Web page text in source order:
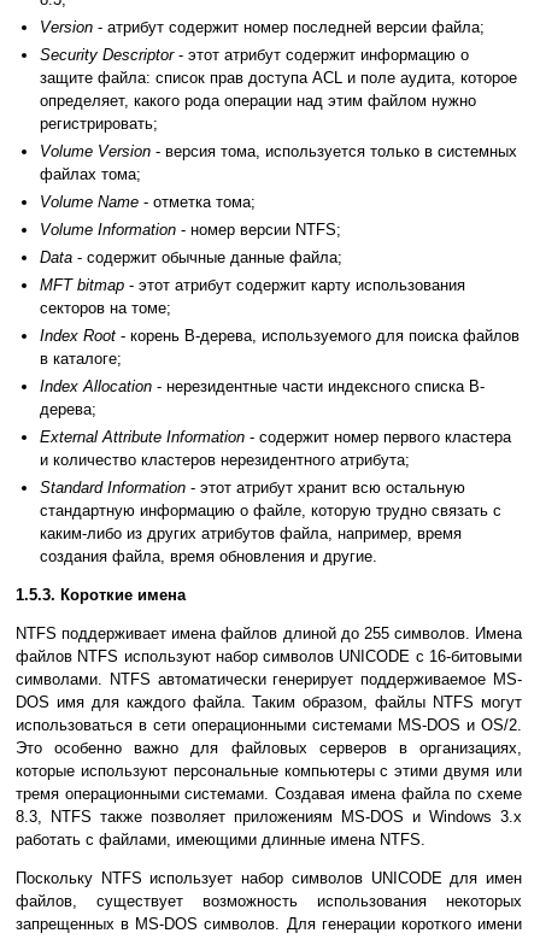
Version - атрибут содержит номер последней версии файла;
Security Descriptor- этот атрибут содержит информацию о
защите файла: список прав доступа ACL и поле аудита, которое
определяет, какого рода операции над этим файлом нужно
регистрировать;
Volume Version - версия тома, используется только в системных
файлах тома;
Volume Name - отметка тома;
Volume Information - номер версии NTFS;
Data - содержит обычные данные файла;
MFT bitmap - этот атрибут содержит карту использования
секторов на томе;
Index Root - корень B-дерева, используемого для поиска файлов
в каталоге;
Index Allocation - нерезидентные части индексного списка B-
дерева;
External Attribute Information - содержит номер первого кластера
и количество кластеров нерезидентного атрибута;
Standard Information - этот атрибут хранит всю остальную
стандартную информацию о файле, которую трудно связать с
каким-либо из других атрибутов файла, например, время
создания файла, время обновления и другие.
1.5.3. Короткие имена
NTFS поддерживает имена файлов длиной до 255 символов. Имена
файлов NTFS используют набор символов UNICODE с 16-битовыми
символами. NTFS автоматически генерирует поддерживаемое MS-
DOS имя для каждого файла. Таким образом, файлы NTFS могут
использоваться в сети операционными системами MS-DOS и OS/2.
Это особенно важно для файловых серверов в организациях,
которые используют персональные компьютеры с этими двумя или
тремя операционными системами. Создавая имена файла по схеме
8.3, NTFS также позволяет приложениям MS-DOS и Windows 3.х
работать с файлами, имеющими длинные имена NTFS.
Поскольку NTFS использует набор символов UNICODE для имен
файлов, существует возможность использования некоторых
запрещенных в MS-DOS символов. Для генерации короткого имени